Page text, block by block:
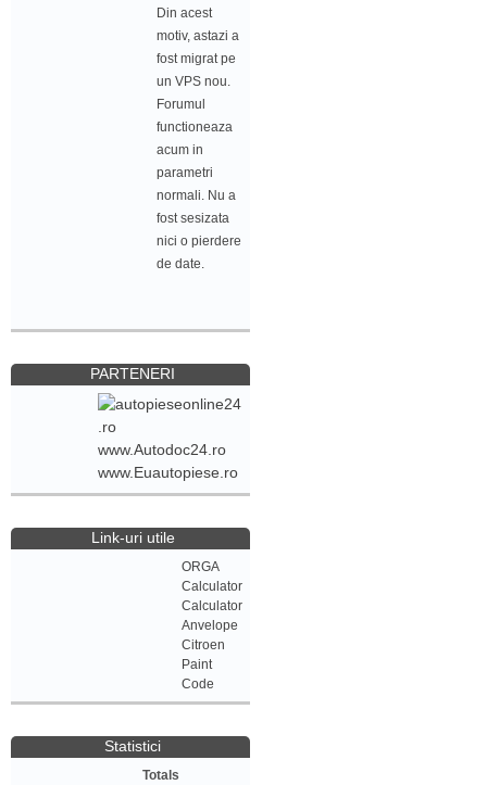
Din acest
motiv, astazi a
fost migrat pe
un VPS nou.
Forumul
functioneaza
acum in
parametri
normali. Nu a
fost sesizata
nici o pierdere
de date.
PARTENERI
www.Autodoc24.ro
www.Euautopiese.ro
Link-uri utile
ORGA
Calculator
Calculator
Anvelope
Citroen
Paint
Code
Statistici
Totals